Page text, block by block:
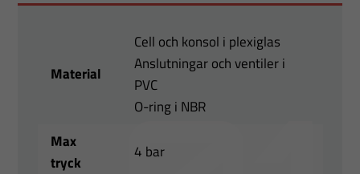
Material
Cell och konsol i plexiglas
Anslutningar och ventiler i
PVC
O-ring i NBR
Max
tryck
4 bar